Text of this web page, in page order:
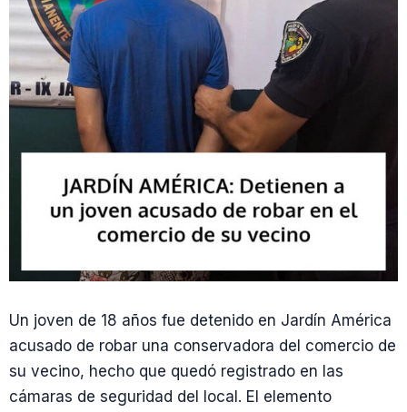
Un joven de 18 años fue detenido en Jardín América
acusado de robar una conservadora del comercio de
su vecino, hecho que quedó registrado en las
cámaras de seguridad del local. El elemento